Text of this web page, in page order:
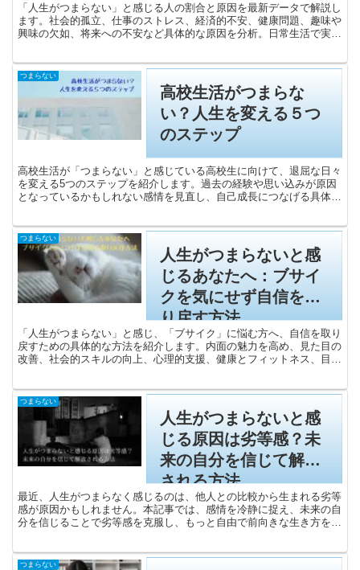
「人生がつまらない」と感じる人の割合と原因を最新データで解説し
ます。社会的孤立、仕事のストレス、経済的不安、健康問題、趣味や
興味の欠如、将来への不安など具体的な原因を分析。日常生活で実践
けましょう。
つまらない
高校生活がつまらな
い？人生を変える５つ
のステップ
高校生活が「つまらない」と感じている高校生に向けて、退屈な日々
を変える5つのステップを紹介します。過去の経験や思い込みが原因
となっているかもしれない感情を見直し、自己成長につなげる具体的
つまらない
人生がつまらないと感
じるあなたへ：ブサイ
クを気にせず自信を取
り戻す方法
「人生がつまらない」と感じ、「ブサイク」に悩む方へ、自信を取り
戻すための具体的な方法を紹介します。内面の魅力を高め、見た目の
改善、社会的スキルの向上、心理的支援、健康とフィットネス、目標
ントを提供します。
つまらない
人生がつまらないと感
じる原因は劣等感？未
来の自分を信じて解放
される方法
最近、人生がつまらなく感じるのは、他人との比較から生まれる劣等
感が原因かもしれません。本記事では、感情を冷静に捉え、未来の自
分を信じることで劣等感を克服し、もっと自由で前向きな生き方を実
つまらない